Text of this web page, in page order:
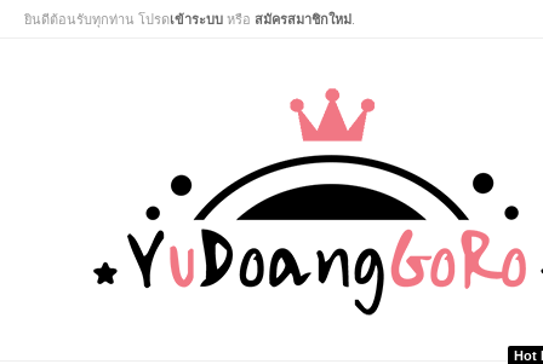
ยินดีต้อนรับทุกท่าน โปรดเข้าระบบ หรือ สมัครสมาชิกใหม่
Hot